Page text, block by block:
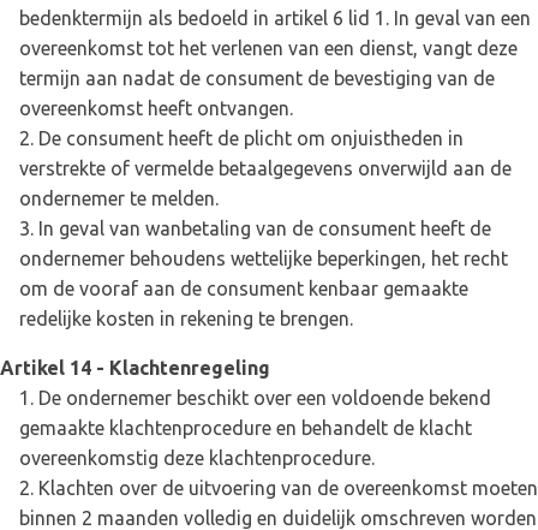
bedenktermijn als bedoeld in artikel 6 lid 1. In geval van een
overeenkomst tot het verlenen van een dienst, vangt deze
termijn aan nadat de consument de bevestiging van de
overeenkomst heeft ontvangen.
De consument heeft de plicht om onjuistheden in
verstrekte of vermelde betaalgegevens onverwijld aan de
ondernemer te melden.
In geval van wanbetaling van de consument heeft de
ondernemer behoudens wettelijke beperkingen, het recht
om de vooraf aan de consument kenbaar gemaakte
redelijke kosten in rekening te brengen.
Artikel 14 - Klachtenregeling
De ondernemer beschikt over een voldoende bekend
gemaakte klachtenprocedure en behandelt de klacht
overeenkomstig deze klachtenprocedure.
Klachten over de uitvoering van de overeenkomst moeten
binnen 2 maanden volledig en duidelijk omschreven worden